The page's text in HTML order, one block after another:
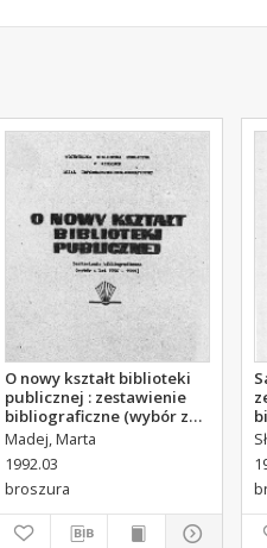
Durlik, Elżbieta. Oprac.
O nowy kształt biblioteki
publicznej : zestawienie
bibliograficzne (wybór z
lat 1990-1991)
Madej, Marta
1992.03
broszura